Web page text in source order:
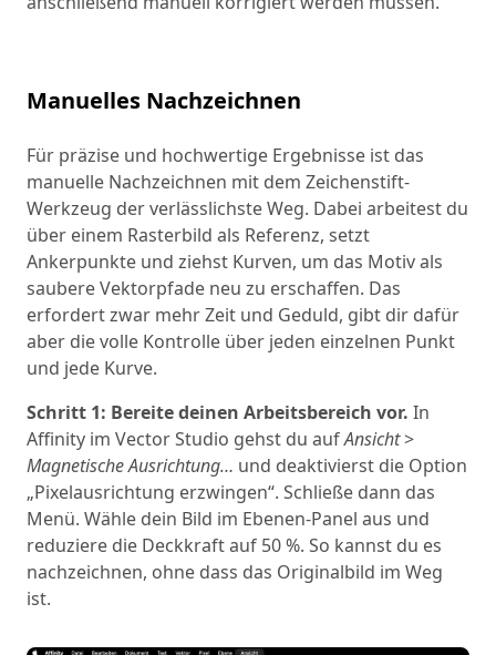
Manuelles Nachzeichnen
Für präzise und hochwertige Ergebnisse ist das
manuelle Nachzeichnen mit dem Zeichenstift-
Werkzeug der verlässlichste Weg. Dabei arbeitest du
über einem Rasterbild als Referenz, setzt
Ankerpunkte und ziehst Kurven, um das Motiv als
saubere Vektorpfade neu zu erschaffen. Das
erfordert zwar mehr Zeit und Geduld, gibt dir dafür
aber die volle Kontrolle über jeden einzelnen Punkt
und jede Kurve.
Schritt 1: Bereite deinen Arbeitsbereich vor. In
Affinity im Vector Studio gehst du aufAnsicht>
Magnetische Ausrichtung… und deaktivierst die Option
„Pixelausrichtung erzwingen“. Schließe dann das
Menü. Wähle dein Bild im Ebenen-Panel aus und
reduziere die Deckkraft auf 50 %. So kannst du es
nachzeichnen, ohne dass das Originalbild im Weg
ist.